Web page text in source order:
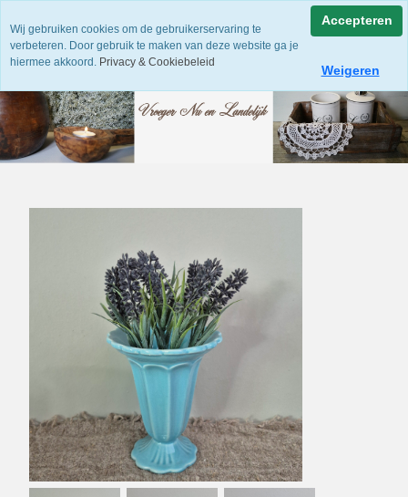
Wij gebruiken cookies om de gebruikerservaring te
verbeteren. Door gebruik te maken van deze website ga je
hiermee akkoord. Privacy & Cookiebeleid
Accepteren
Weigeren